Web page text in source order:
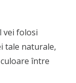
vei folosi
tale naturale,
între